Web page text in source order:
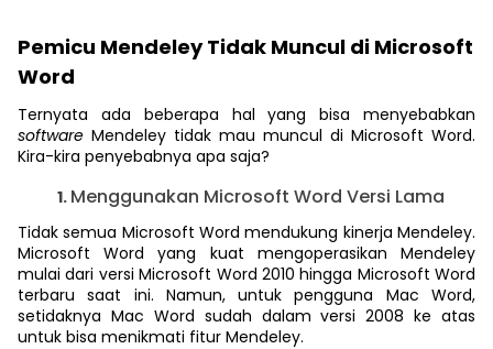
Pemicu Mendeley Tidak Muncul di Microsoft
Word
Ternyata ada beberapa hal yang bisa menyebabkan
software Mendeley tidak mau muncul di Microsoft Word.
Kira-kira penyebabnya apa saja?
Menggunakan Microsoft Word Versi Lama
Tidak semua Microsoft Word mendukung kinerja Mendeley.
Microsoft Word yang kuat mengoperasikan Mendeley
mulai dari versi Microsoft Word 2010 hingga Microsoft Word
terbaru saat ini. Namun, untuk pengguna Mac Word,
setidaknya Mac Word sudah dalam versi 2008 ke atas
untuk bisa menikmati fitur Mendeley.